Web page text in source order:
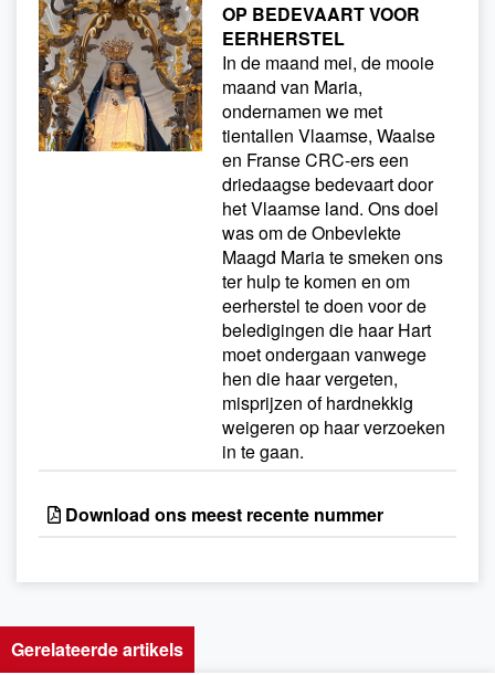
OP BEDEVAART VOOR
EERHERSTEL
In de maand mei, de mooie
maand van Maria,
ondernamen we met
tientallen Vlaamse, Waalse
en Franse CRC-ers een
driedaagse bedevaart door
het Vlaamse land. Ons doel
was om de Onbevlekte
Maagd Maria te smeken ons
ter hulp te komen en om
eerherstel te doen voor de
beledigingen die haar Hart
moet ondergaan vanwege
hen die haar vergeten,
misprijzen of hardnekkig
weigeren op haar verzoeken
in te gaan.
Download ons meest recente nummer
Gerelateerde artikels